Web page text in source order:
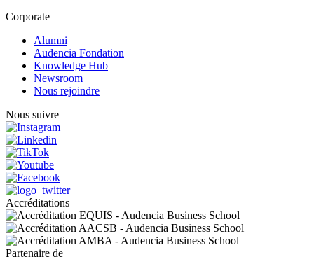
Corporate
Alumni
Audencia Fondation
Knowledge Hub
Newsroom
Nous rejoindre
Nous suivre
Accréditations
Partenaire de